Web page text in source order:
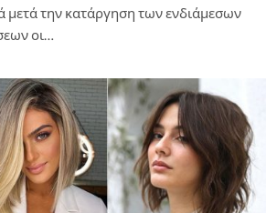
μετά την κατάργηση των ενδιάμεσων
οι…